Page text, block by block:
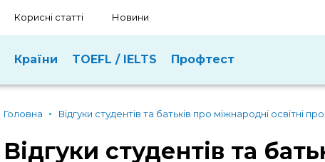
Корисні статті Новини
Країни TOEFL / IELTS Профтест
Головна Відгуки студентів та батьків про міжнародні освітні
Відгуки студентів та